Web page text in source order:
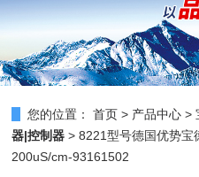
您的位置： 首页 > 产品中心 >
器|控制器 > 8221型号德国优势宝
200uS/cm-93161502